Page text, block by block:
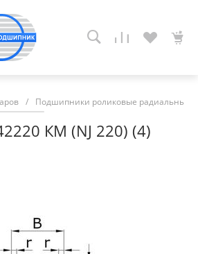
/ Подшипники роликовые радиальные
КМ (NJ 220) (4)